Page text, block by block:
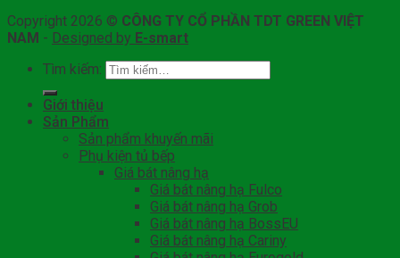
Copyright 2026 © CÔNG TY CỔ PHẦN TDT GREEN VIỆT
NAM - Designed by E-smart
Tìm kiếm:
Giới thiệu
Sản Phẩm
Sản phẩm khuyến mãi
Phụ kiện tủ bếp
Giá bát nâng hạ
Giá bát nâng hạ Fulco
Giá bát nâng hạ Grob
Giá bát nâng hạ BossEU
Giá bát nâng hạ Cariny